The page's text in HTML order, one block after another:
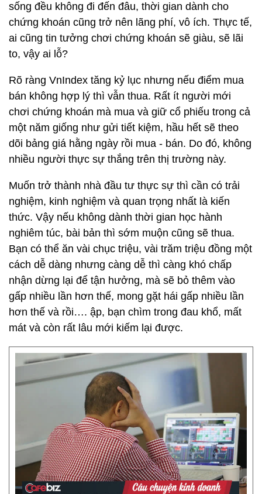
sống đều không đi đến đâu, thời gian dành cho
chứng khoán cũng trở nên lãng phí, vô ích. Thực tế,
ai cũng tin tưởng chơi chứng khoán sẽ giàu, sẽ lãi
to, vậy ai lỗ?
Rõ ràng VnIndex tăng kỷ lục nhưng nếu điểm mua
bán không hợp lý thì vẫn thua. Rất ít người mới
chơi chứng khoán mà mua và giữ cổ phiếu trong cả
một năm giống như gửi tiết kiệm, hầu hết sẽ theo
dõi bảng giá hằng ngày rồi mua - bán. Do đó, không
nhiều người thực sự thắng trên thị trường này.
Muốn trở thành nhà đầu tư thực sự thì cần có trải
nghiệm, kinh nghiệm và quan trọng nhất là kiến
thức. Vậy nếu không dành thời gian học hành
nghiêm túc, bài bản thì sớm muộn cũng sẽ thua.
Bạn có thể ăn vài chục triệu, vài trăm triệu đồng một
cách dễ dàng nhưng càng dễ thì càng khó chấp
nhận dừng lại để tận hưởng, mà sẽ bỏ thêm vào
gấp nhiều lần hơn thế, mong gặt hái gấp nhiều lần
hơn thế và rồi…. ập, bạn chìm trong đau khổ, mất
mát và còn rất lâu mới kiếm lại được.